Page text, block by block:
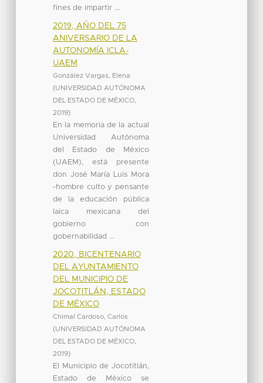
fines de impartir ...
2019, AÑO DEL 75
ANIVERSARIO DE LA
AUTONOMÍA ICLA-
UAEM
González Vargas, Elena
(UNIVERSIDAD AUTÓNOMA
DEL ESTADO DE MÉXICO,
2019)
En la memoria de la actual
Universidad Autónoma
del Estado de México
(UAEM), está presente
don José María Luis Mora
-hombre culto y pensante
de la educación pública
laica mexicana del
gobierno con
gobernabilidad ...
2020, BICENTENARIO
DEL AYUNTAMIENTO
DEL MUNICIPIO DE
JOCOTITLÁN, ESTADO
DE MÉXICO
Chimal Cardoso, Carlos
(UNIVERSIDAD AUTÓNOMA
DEL ESTADO DE MÉXICO,
2019)
El Municipio de Jocotitlán,
Estado de México se